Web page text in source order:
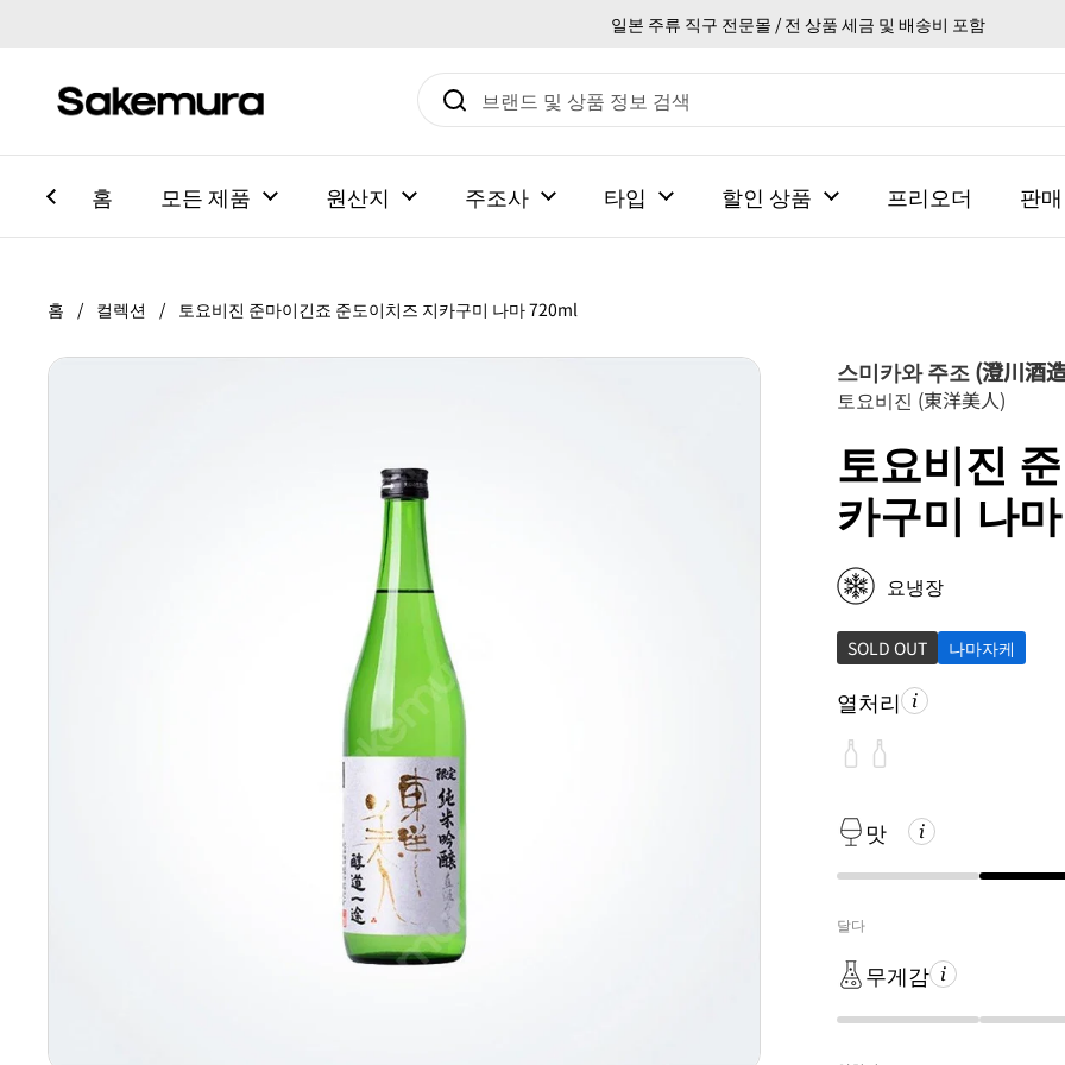
일본 주류 직구 전문몰 / 전 상품 세금 및 배송비 포함
홈 모든 제품 원산지 주조사 타입 할인 상품 프리오더 판
홈 / 컬렉션 / 토요비진 준마이긴죠 준도이치즈 지카구미 나마 720ml
스미카와 주조 (澄川酒
토요비진 (東洋美人)
토요비진
카구미 나
요냉장
SOLD OUT 나마자케
열처리
맛
달다
무게감